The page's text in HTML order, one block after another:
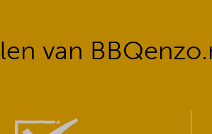
van